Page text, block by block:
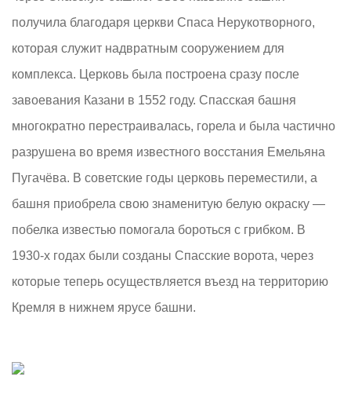
получила благодаря церкви Спаса Нерукотворного,
которая служит надвратным сооружением для
комплекса. Церковь была построена сразу после
завоевания Казани в 1552 году. Спасская башня
многократно перестраивалась, горела и была частично
разрушена во время известного восстания Емельяна
Пугачёва. В советские годы церковь переместили, а
башня приобрела свою знаменитую белую окраску —
побелка известью помогала бороться с грибком. В
1930-х годах были созданы Спасские ворота, через
которые теперь осуществляется въезд на территорию
Кремля в нижнем ярусе башни.